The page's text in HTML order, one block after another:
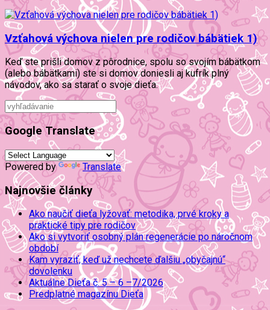
Vzťahová výchova nielen pre rodičov bábätiek 1)
Keď ste prišli domov z pôrodnice, spolu so svojím bábätkom
(alebo bábätkami) ste si domov doniesli aj kufrík plný
návodov, ako sa starať o svoje dieťa.
Google Translate
Powered by Translate
Najnovšie články
Ako naučiť dieťa lyžovať: metodika, prvé kroky a
praktické tipy pre rodičov
Ako si vytvoriť osobný plán regenerácie po náročnom
období
Kam vyraziť, keď už nechcete ďalšiu „obyčajnú“
dovolenku
Aktuálne Dieťa č. 5 – 6 –7/2026
Predplatné magazínu Dieťa